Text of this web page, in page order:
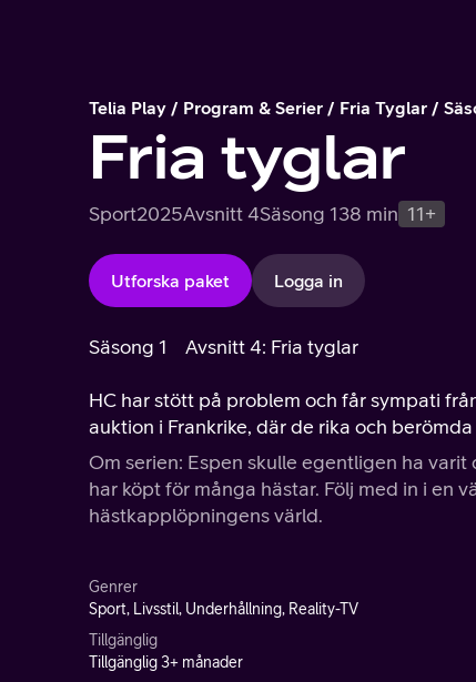
Telia Play Program & Serier Fria Tyglar
Fria tyglar
Sport2025Avsnitt 4Säsong 138 min 11+
Utforska paket Logga in
Säsong 1 Avsnitt 4: Fria tyglar
HC har stött på problem och får sympati
auktion i Frankrike, där de rika och
Om serien: Espen skulle egentligen ha
har köpt för många hästar. Följ med in i en
hästkapplöpningens värld.
Genrer
Sport, Livsstil, Underhållning, Reality-TV
Tillgänglig
Tillgänglig 3+ månader